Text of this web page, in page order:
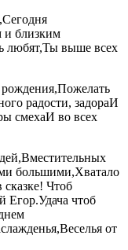
и близким
любят,Ты выше всех
рождения,Пожелать
радости, задораИ
смехаИ во всех
большими,Хватало
Чтоб
Егор.Удача чтоб
от